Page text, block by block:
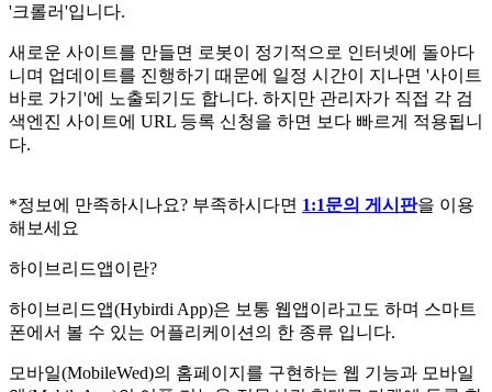
'크롤러'입니다.
새로운 사이트를 만들면 로봇이 정기적으로 인터넷에 돌아다
니며 업데이트를 진행하기 때문에 일정 시간이 지나면 '사이트
바로 가기'에 노출되기도 합니다. 하지만 관리자가 직접 각 검
색엔진 사이트에 URL 등록 신청을 하면 보다 빠르게 적용됩니
다.
*정보에 만족하시나요? 부족하시다면 1:1문의 게시판을 이용
해보세요
하이브리드앱이란?
하이브리드앱(Hybirdi App)은 보통 웹앱이라고도 하며 스마트
폰에서 볼 수 있는 어플리케이션의 한 종류 입니다.
모바일(MobileWed)의 홈페이지를 구현하는 웹 기능과 모바일